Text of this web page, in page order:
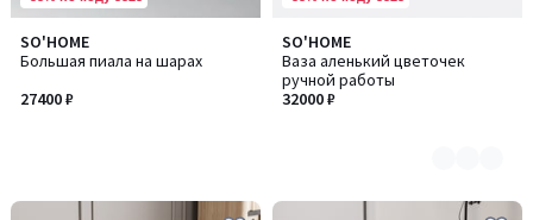
SO'HOME
Большая пиала на шарах
27400 ₽
SO'HOME
Ваза аленький цветочек
ручной работы
32000 ₽
Количество
цветов:
2